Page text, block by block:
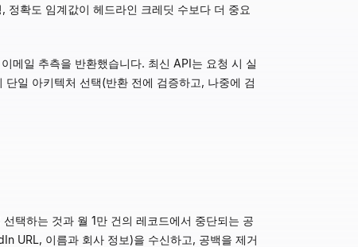
확도 임계값이 헤드라인 크레딧 수보다 더 중요
메일 추측을 반환했습니다. 최신 API는 요청 시 실
일 아키텍처 선택(반환 전에 검증하고, 나중에 검
택하는 것과 월 1만 건의 레코드에서 중단되는 공
URL, 이름과 회사 정보)을 수신하고, 공백을 제거